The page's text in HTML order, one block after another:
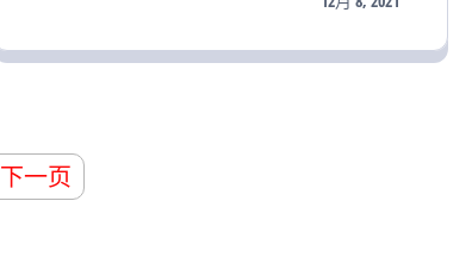
下一页